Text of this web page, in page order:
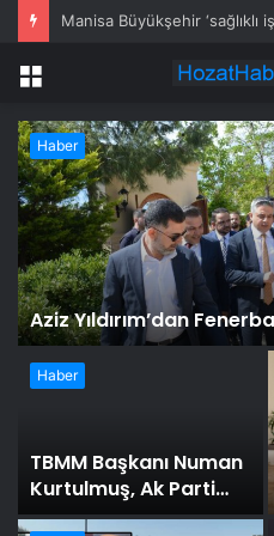
Manisa Büyükşehir ‘sağlıklı
Menü
Haber
Aziz Yıldırım’dan
Haber
TBMM Başkanı Numan
Kurtulmuş, Ak Parti
Grup Başkanı Abdullah